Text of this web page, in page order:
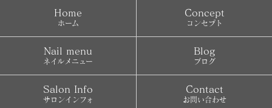
Home
ホーム
Concept
コンセプト
Nail menu
ネイルメニュー
Blog
ブログ
Salon Info
サロンインフォ
Contact
お問い合わせ